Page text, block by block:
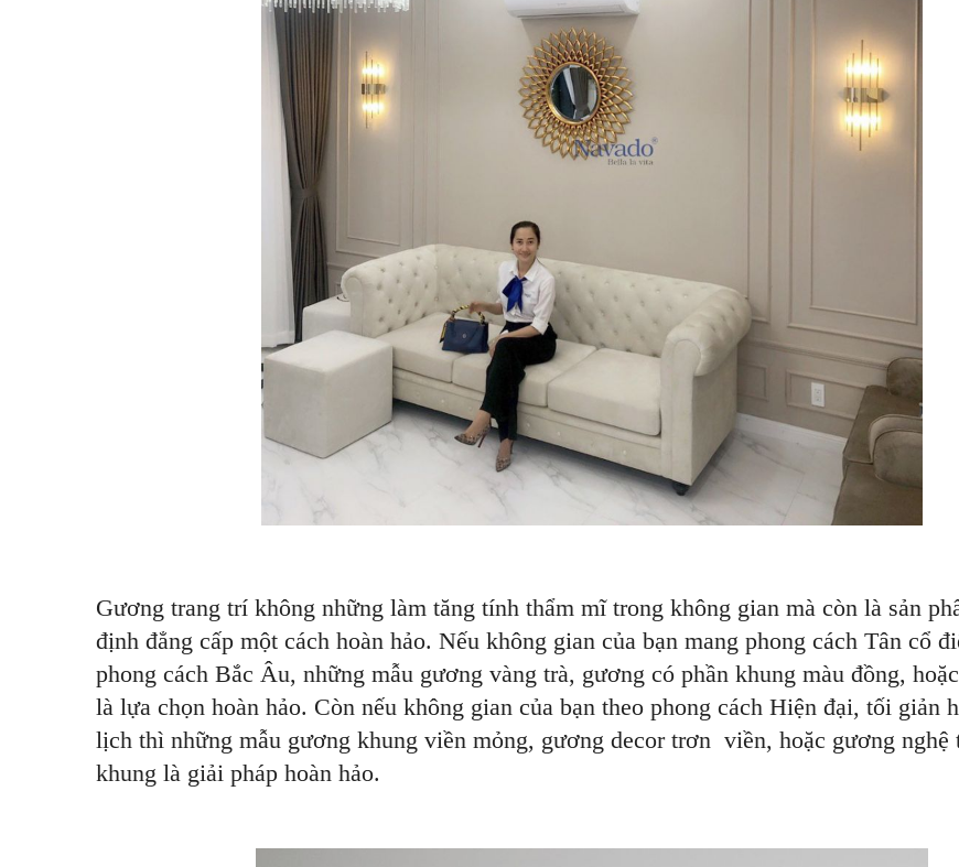
Gương trang trí không những làm tăng tính thẩm mĩ trong không gian mà còn là sản
định đẳng cấp một cách hoàn hảo. Nếu không gian của bạn mang phong cách Tân cổ
phong cách Bắc Âu, những mẫu gương vàng trà, gương có phần khung màu đồng,
là lựa chọn hoàn hảo. Còn nếu không gian của bạn theo phong cách Hiện đại, tối giản
lịch thì những mẫu gương khung viền mỏng, gương decor trơn viền, hoặc gương nghệ
khung là giải pháp hoàn hảo.